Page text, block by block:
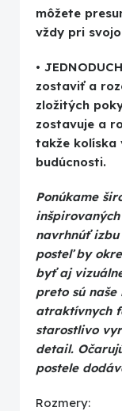
môžete
vždy pri
•
zostaviť a
zložitých
zostavuje a
takže kolíska
budúcnosti.
Ponúkame
navrhnúť izbu
posteľ by
byť aj
preto sú naše
atraktívnych
starostlivo
detail.
postele
Rozmery: